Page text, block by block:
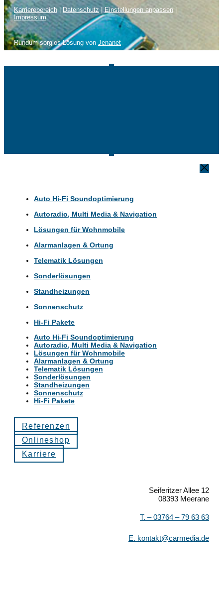
Karrierebereich | Datenschutz | Einstellungen anpassen |
Impressum
Rundum-sorglos-Lösung von Jenanet
Auto Hi-Fi Soundoptimierung
Autoradio, Multi Media & Navigation
Lösungen für Wohnmobile
Alarmanlagen & Ortung
Telematik Lösungen
Sonderlösungen
Standheizungen
Sonnenschutz
Hi-Fi Pakete
Auto Hi-Fi Soundoptimierung
Autoradio, Multi Media & Navigation
Lösungen für Wohnmobile
Alarmanlagen & Ortung
Telematik Lösungen
Sonderlösungen
Standheizungen
Sonnenschutz
Hi-Fi Pakete
Referenzen
Onlineshop
Karriere
Seiferitzer Allee 12
08393 Meerane
T. –03764 – 79 63 63
E. kontakt@carmedia.de